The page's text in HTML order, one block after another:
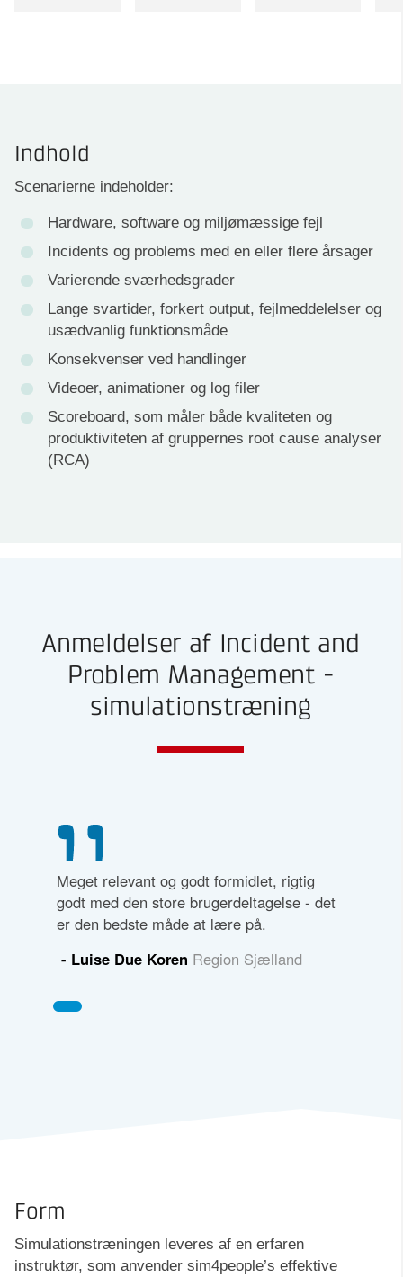
Indhold
Scenarierne indeholder:
Hardware, software og miljømæssige fejl
Incidents og problems med en eller flere årsager
Varierende sværhedsgrader
Lange svartider, forkert output, fejlmeddelelser og
usædvanlig funktionsmåde
Konsekvenser ved handlinger
Videoer, animationer og log filer
Scoreboard, som måler både kvaliteten og
produktiviteten af gruppernes root cause analyser
(RCA)
Anmeldelser af Incident and
Problem Management -
simulationstræning
Meget relevant og godt formidlet, rigtig
godt med den store brugerdeltagelse - det
er den bedste måde at lære på.
- Luise Due Koren Region Sjælland
Form
Simulationstræningen leveres af en erfaren
instruktør, som anvender sim4people’s effektive